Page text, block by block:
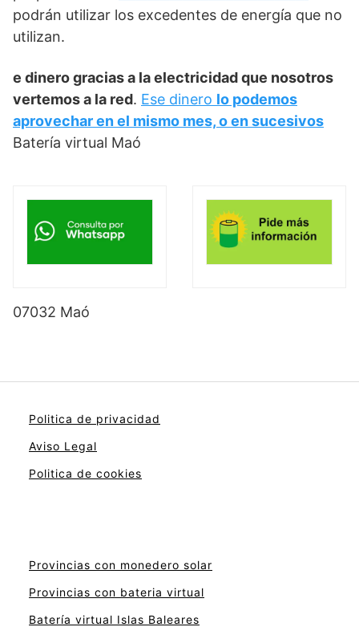
podrán utilizar los excedentes de energía que no
utilizan.
e dinero gracias a la electricidad que nosotros
vertemos a la red. Ese dinero lo podemos
aprovechar en el mismo mes, o en sucesivos
Batería virtual Maó
07032 Maó
Politica de privacidad
Aviso Legal
Politica de cookies
Provincias con monedero solar
Provincias con bateria virtual
Batería virtual Islas Baleares